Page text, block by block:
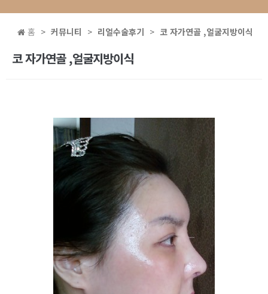
홈 커뮤니티 리얼수술후기 코 자가연골 ,얼굴지방이식
코 자가연골 ,얼굴지방이식